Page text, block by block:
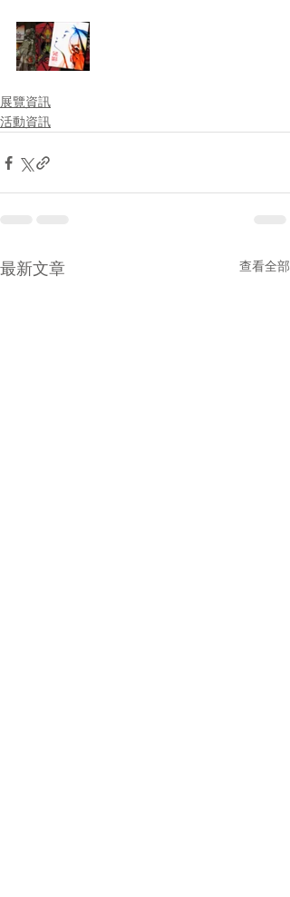
展覽資訊
活動資訊
最新文章 查看全部